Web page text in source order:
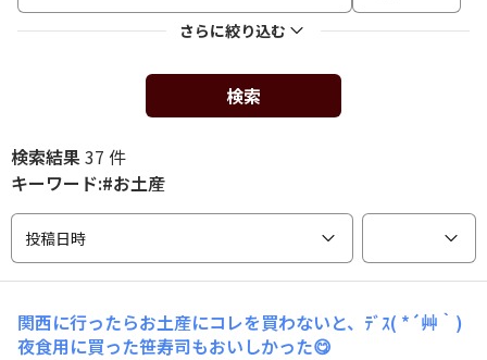
さらに絞り込む
検索
検索結果37 件
キーワード:#お土産
投稿日時
関西に行ったらお土産にコレを買わないと、ﾃﾞｽ( *´艸｀)
夜食用に買った笹寿司もおいしかった😋